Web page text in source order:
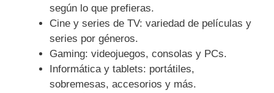
según lo que prefieras.
Cine y series de TV: variedad de películas y
series por géneros.
Gaming: videojuegos, consolas y PCs.
Informática y tablets: portátiles,
sobremesas, accesorios y más.